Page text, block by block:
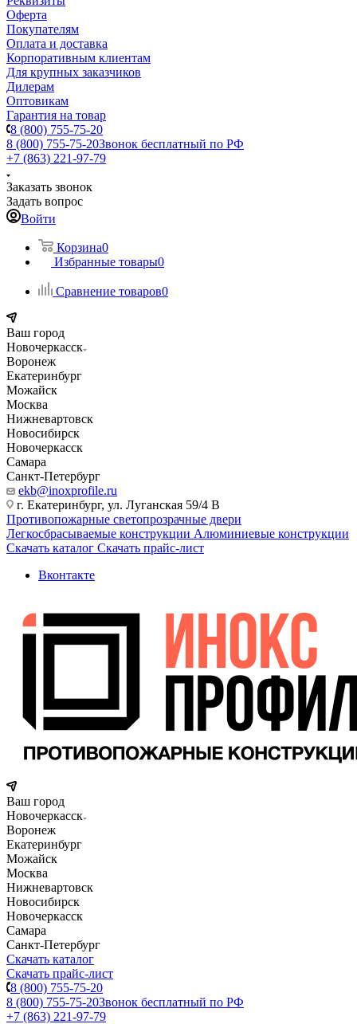
Оферта
Покупателям
Оплата и доставка
Корпоративным клиентам
Для крупных заказчиков
Дилерам
Оптовикам
Гарантия на товар
8 (800) 755-75-20
8 (800) 755-75-20Звонок бесплатный по РФ
+7 (863) 221-97-79
Заказать звонок
Задать вопрос
Войти
Корзина0
Избранные товары0
Сравнение товаров0
Ваш город
Новочеркасск
Воронеж
Екатеринбург
Можайск
Москва
Нижневартовск
Новосибирск
Новочеркасск
Самара
Санкт-Петербург
ekb@inoxprofile.ru
г. Екатеринбург, ул. Луганская 59/4 В
Противопожарные светопрозрачные двери
Легкосбрасываемые конструкции Алюминиевые конструкции
Скачать каталог Скачать прайс-лист
Вконтакте
Ваш город
Новочеркасск
Воронеж
Екатеринбург
Можайск
Москва
Нижневартовск
Новосибирск
Новочеркасск
Самара
Санкт-Петербург
Скачать каталог
Скачать прайс-лист
8 (800) 755-75-20
8 (800) 755-75-20Звонок бесплатный по РФ
+7 (863) 221-97-79